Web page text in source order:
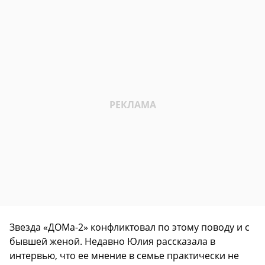
Звезда «ДОМа-2» конфликтовал по этому поводу и с
бывшей женой. Недавно Юлия рассказала в
интервью, что ее мнение в семье практически не